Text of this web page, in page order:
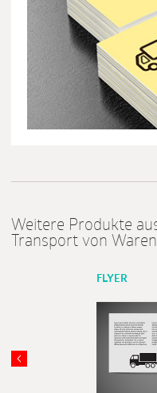
Weitere Produkte
Transport von Waren
FLYER